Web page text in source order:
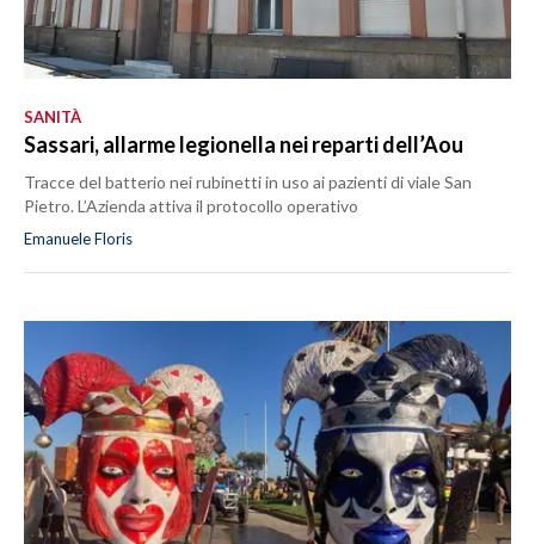
SANITÀ
Sassari, allarme legionella nei reparti dell’Aou
Tracce del batterio nei rubinetti in uso ai pazienti di viale San
Pietro. L’Azienda attiva il protocollo operativo
Emanuele Floris